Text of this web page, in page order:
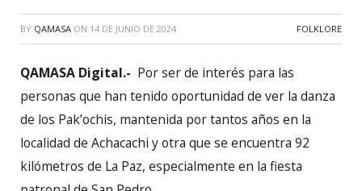
BY QAMASA ON 14 DE JUNIO DE 2024 FOLKLORE
QAMASA Digital.- Por ser de interés para las
personas que han tenido oportunidad de ver la danza
de los Pak’ochis, mantenida por tantos años en la
localidad de Achacachi y otra que se encuentra 92
kilómetros de La Paz, especialmente en la fiesta